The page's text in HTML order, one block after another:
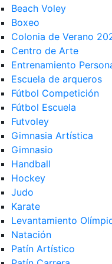
Beach Voley
Boxeo
Colonia de Verano
Centro de Arte
Entrenamiento
Escuela de arqueros
Fútbol Competición
Fútbol Escuela
Futvoley
Gimnasia Artística
Gimnasio
Handball
Hockey
Judo
Karate
Levantamiento
Natación
Patín Artístico